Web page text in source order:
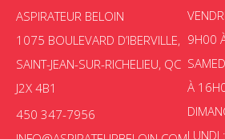
ASPIRATEUR BELOIN
1075 BOULEVARD D’IBERVILLE,
SAINT-JEAN-SUR-RICHELIEU, QC
J2X 4B1
450 347-7956
9H00
À
LUNDI